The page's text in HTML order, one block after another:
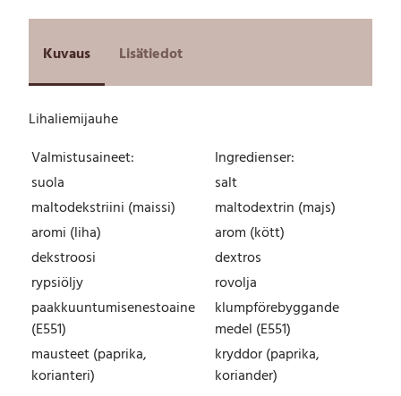
i
e
m
j
u
h
P
u
s
i
3
7
0
g
m
Kuvaus Lisätiedot
Lihaliemijauhe
Valmistusaineet:
Ingredienser:
suola
salt
maltodekstriini (maissi)
maltodextrin (majs)
aromi (liha)
arom (kött)
dekstroosi
dextros
rypsiöljy
rovolja
paakkuuntumisenestoaine
(E551)
klumpförebyggande
medel (E551)
mausteet (paprika,
korianteri)
kryddor (paprika,
koriander)